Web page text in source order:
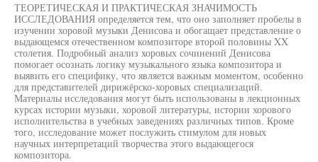
ТЕОРЕТИЧЕСКАЯ И ПРАКТИЧЕСКАЯ ЗНАЧИМОСТЬ
ИССЛЕДОВАНИЯ определяется тем, что оно заполняет пробелы в
изучении хоровой музыки Денисова и обогащает представление о
выдающемся отечественном композиторе второй половины XX
столетия. Подробный анализ хоровых сочинений Денисова
помогает осознать логику музыкального языка композитора и
выявить его специфику, что является важным моментом, особенно
для представителей дирижёрско-хоровых специализаций.
Материалы исследования могут быть использованы в лекционных
курсах истории музыки, хоровой литературы, истории хорового
исполнительства в учебных заведениях различных типов. Кроме
того, исследование может послужить стимулом для новых
научных интерпретаций творчества этого выдающегося
композитора.